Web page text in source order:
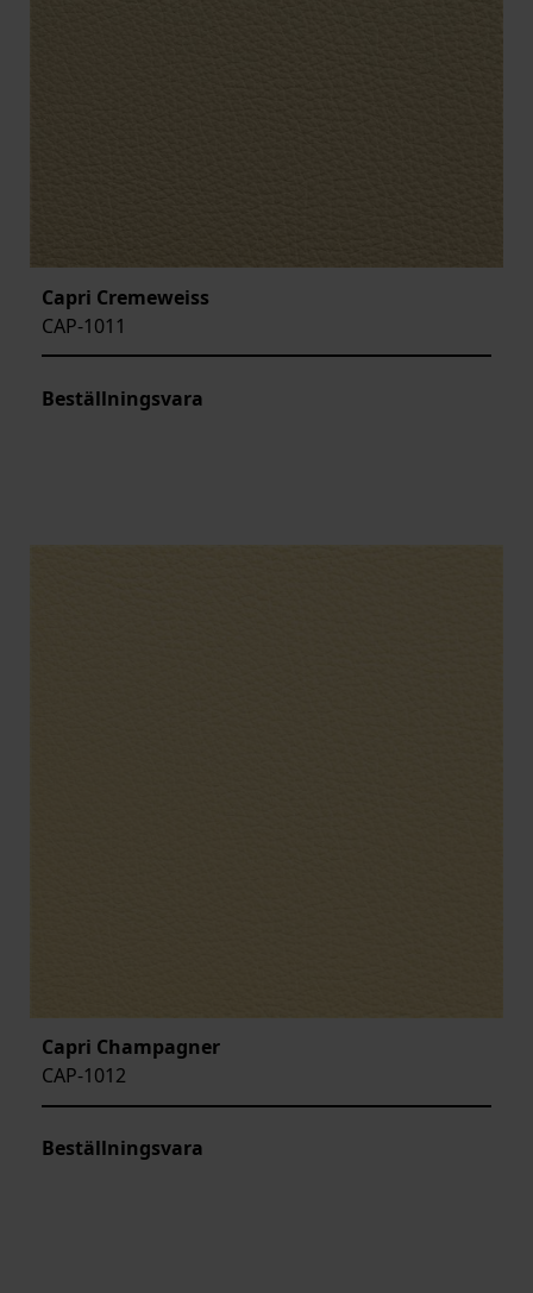
Capri Cremeweiss
CAP-1011
Beställningsvara
Capri Champagner
CAP-1012
Beställningsvara